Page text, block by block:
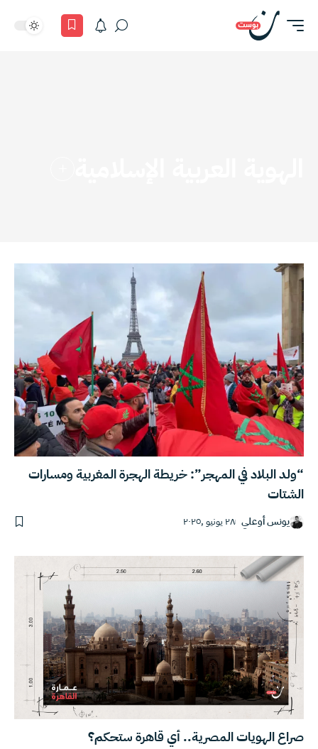
“ولد البلاد في المهجر”: خريطة الهجرة المغربية ومسارات
الشتات
يونس أوعلي ٢٨ يونيو ,٢٠٢٥
صراع الهويات المصرية.. أي قاهرة ستحكم؟